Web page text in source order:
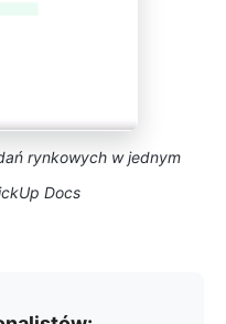
rynkowych w jednym
Docs